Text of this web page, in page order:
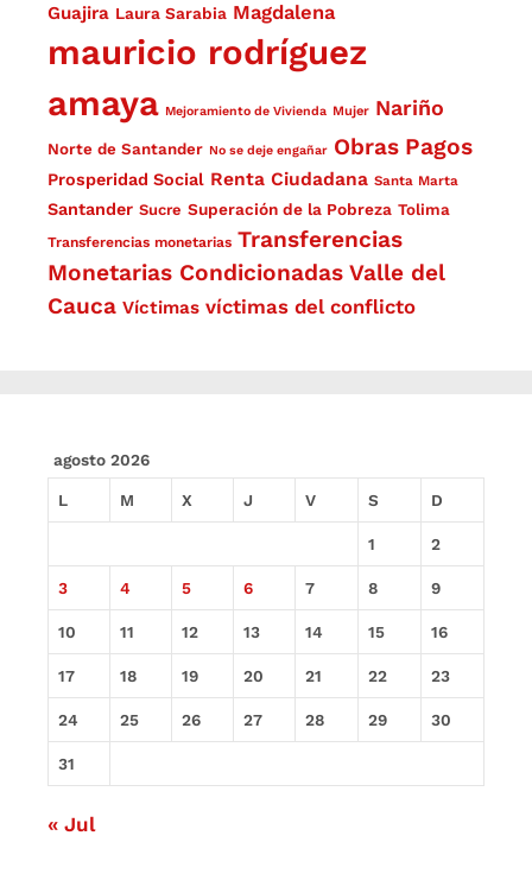
Guajira Laura Sarabia Magdalena
mauricio rodríguez
amaya Mejoramiento de Vivienda Mujer Nariño
Norte de Santander No se deje engañar Obras Pagos
Prosperidad Social Renta Ciudadana Santa Marta
Santander Sucre Superación de la Pobreza Tolima
Transferencias monetarias Transferencias
Monetarias Condicionadas Valle del
Cauca Víctimas víctimas del conflicto
agosto 2026
L M X J V S D
1 2
3 4 5 6 7 8 9
10 11 12 13 14 15 16
17 18 19 20 21 22 23
24 25 26 27 28 29 30
31
« Jul